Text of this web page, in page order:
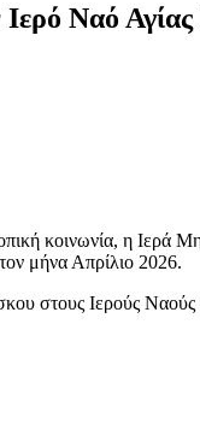
Ναό
κοινωνία, η
μήνα Απρίλιο 2026.
στους Ιερούς